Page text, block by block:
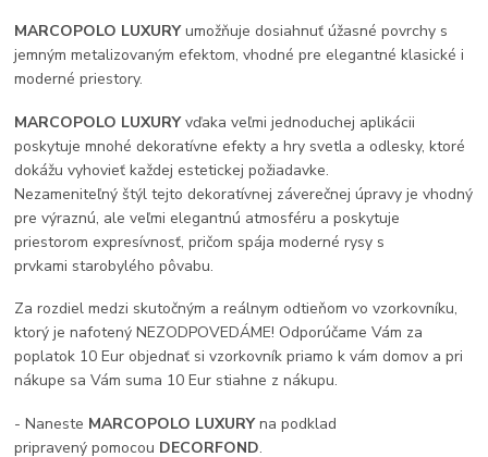
MARCOPOLO LUXURYumožňuje dosiahnuť úžasné povrchy s
jemným metalizovaným efektom, vhodné pre elegantné klasické i
moderné priestory.
MARCOPOLO LUXURYvďaka veľmi jednoduchej aplikácii
poskytuje mnohé dekoratívne efekty a hry svetla a odlesky, ktoré
dokážu vyhovieť každej estetickej požiadavke.
Nezameniteľný štýl tejto dekoratívnej záverečnej úpravy je vhodný
pre výraznú, ale veľmi elegantnú atmosféru a poskytuje
priestorom expresívnosť, pričom spája moderné rysy s
prvkami starobylého pôvabu.
Za rozdiel medzi skutočným a reálnym odtieňom vo vzorkovníku,
ktorý je nafotený NEZODPOVEDÁME! Odporúčame Vám za
poplatok 10 Eur objednať si vzorkovník priamo k vám domov a pri
nákupe sa Vám suma 10 Eur stiahne z nákupu.
- Naneste MARCOPOLO LUXURYna podklad
pripravený pomocou DECORFOND.